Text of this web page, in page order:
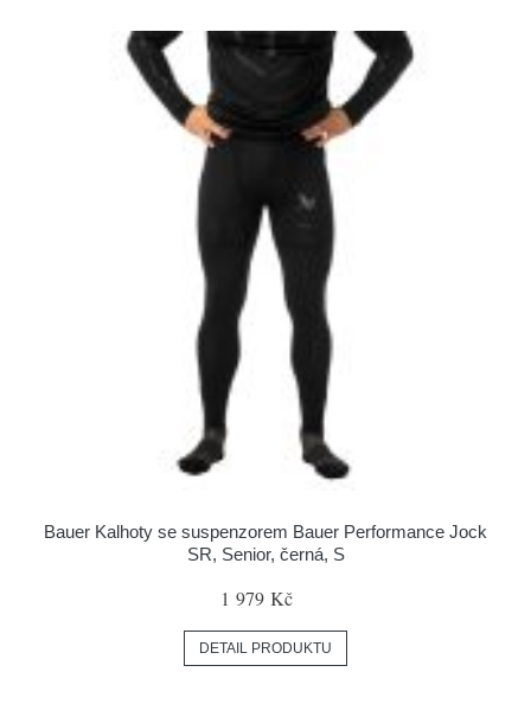
Bauer Kalhoty se suspenzorem Bauer Performance Jock
SR, Senior, černá, S
1 979 Kč
DETAIL PRODUKTU